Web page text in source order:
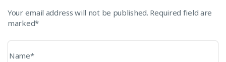
Your email address will not be published. Required field are
marked*